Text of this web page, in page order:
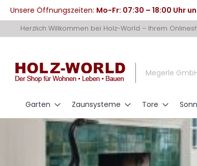
Unsere Öffnungszeiten: Mo-Fr: 07:30 – 18:00 Uhr
zum
Herzlich Willkommen bei Holz-World – Ihrem
Megerle
Garten Zaunsysteme Tore